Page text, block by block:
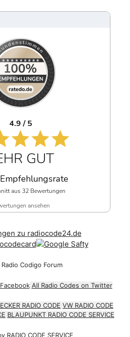
4.9 / 5
GUT
aus 32 Bewertungen
ansehen
Codigo Forum
All Radio Codes on Twitter
RADIO CODE VW RADIO CODE
BLAUPUNKT RADIO CODE SERVICE
RADIO CODE SERVICE